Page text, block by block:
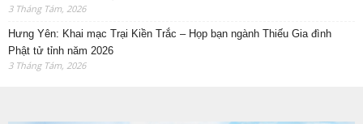
3 Tháng Tám, 2026
Hưng Yên: Khai mạc Trại Kiền Trắc – Họp bạn ngành Thiếu Gia đình
Phật tử tỉnh năm 2026
3 Tháng Tám, 2026